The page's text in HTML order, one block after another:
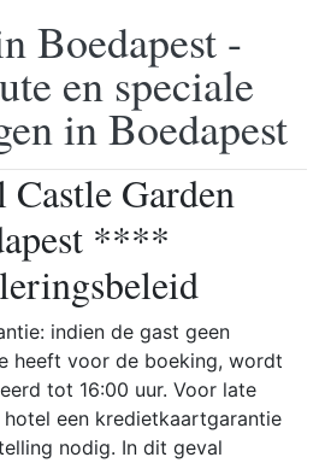
Boedapest -
en speciale
in Boedapest
Garden
****
indien de gast geen
heeft voor de boeking, wordt
tot 16:00 uur. Voor late
een kredietkaartgarantie
nodig. In dit geval